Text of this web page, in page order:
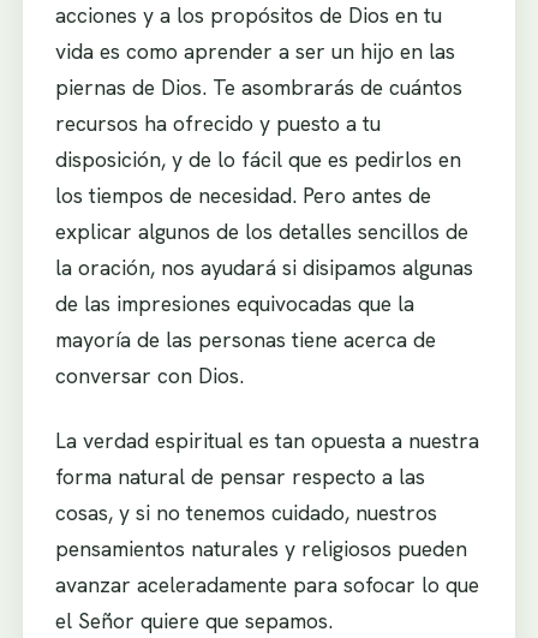
acciones y a los propósitos de Dios en tu
vida es como aprender a ser un hijo en las
piernas de Dios. Te asombrarás de cuántos
recursos ha ofrecido y puesto a tu
disposición, y de lo fácil que es pedirlos en
los tiempos de necesidad. Pero antes de
explicar algunos de los detalles sencillos de
la oración, nos ayudará si disipamos algunas
de las impresiones equivocadas que la
mayoría de las personas tiene acerca de
conversar con Dios.
La verdad espiritual es tan opuesta a nuestra
forma natural de pensar respecto a las
cosas, y si no tenemos cuidado, nuestros
pensamientos naturales y religiosos pueden
avanzar aceleradamente para sofocar lo que
el Señor quiere que sepamos.